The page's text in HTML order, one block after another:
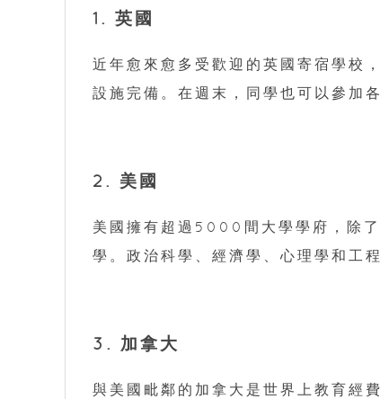
1. 英國
近年愈來愈多受歡迎的英國寄宿學校
設施完備。在週末，同學也可以參加
2. 美國
美國擁有超過5000間大學學府，除
學。政治科學、經濟學、心理學和工
3. 加拿大
與美國毗鄰的加拿大是世界上教育經